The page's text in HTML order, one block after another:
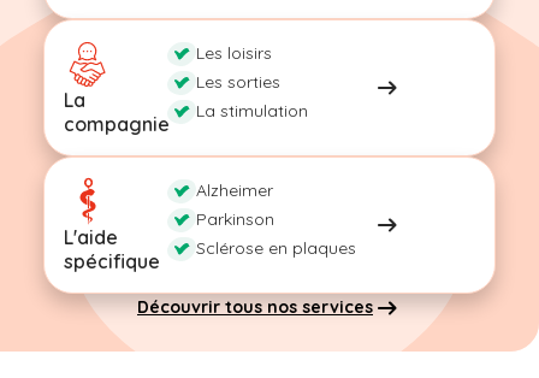
La
compagnie
Les loisirs
Les sorties
La stimulation
L'aide
spécifique
Alzheimer
Parkinson
Sclérose en plaques
Découvrir tous nos services